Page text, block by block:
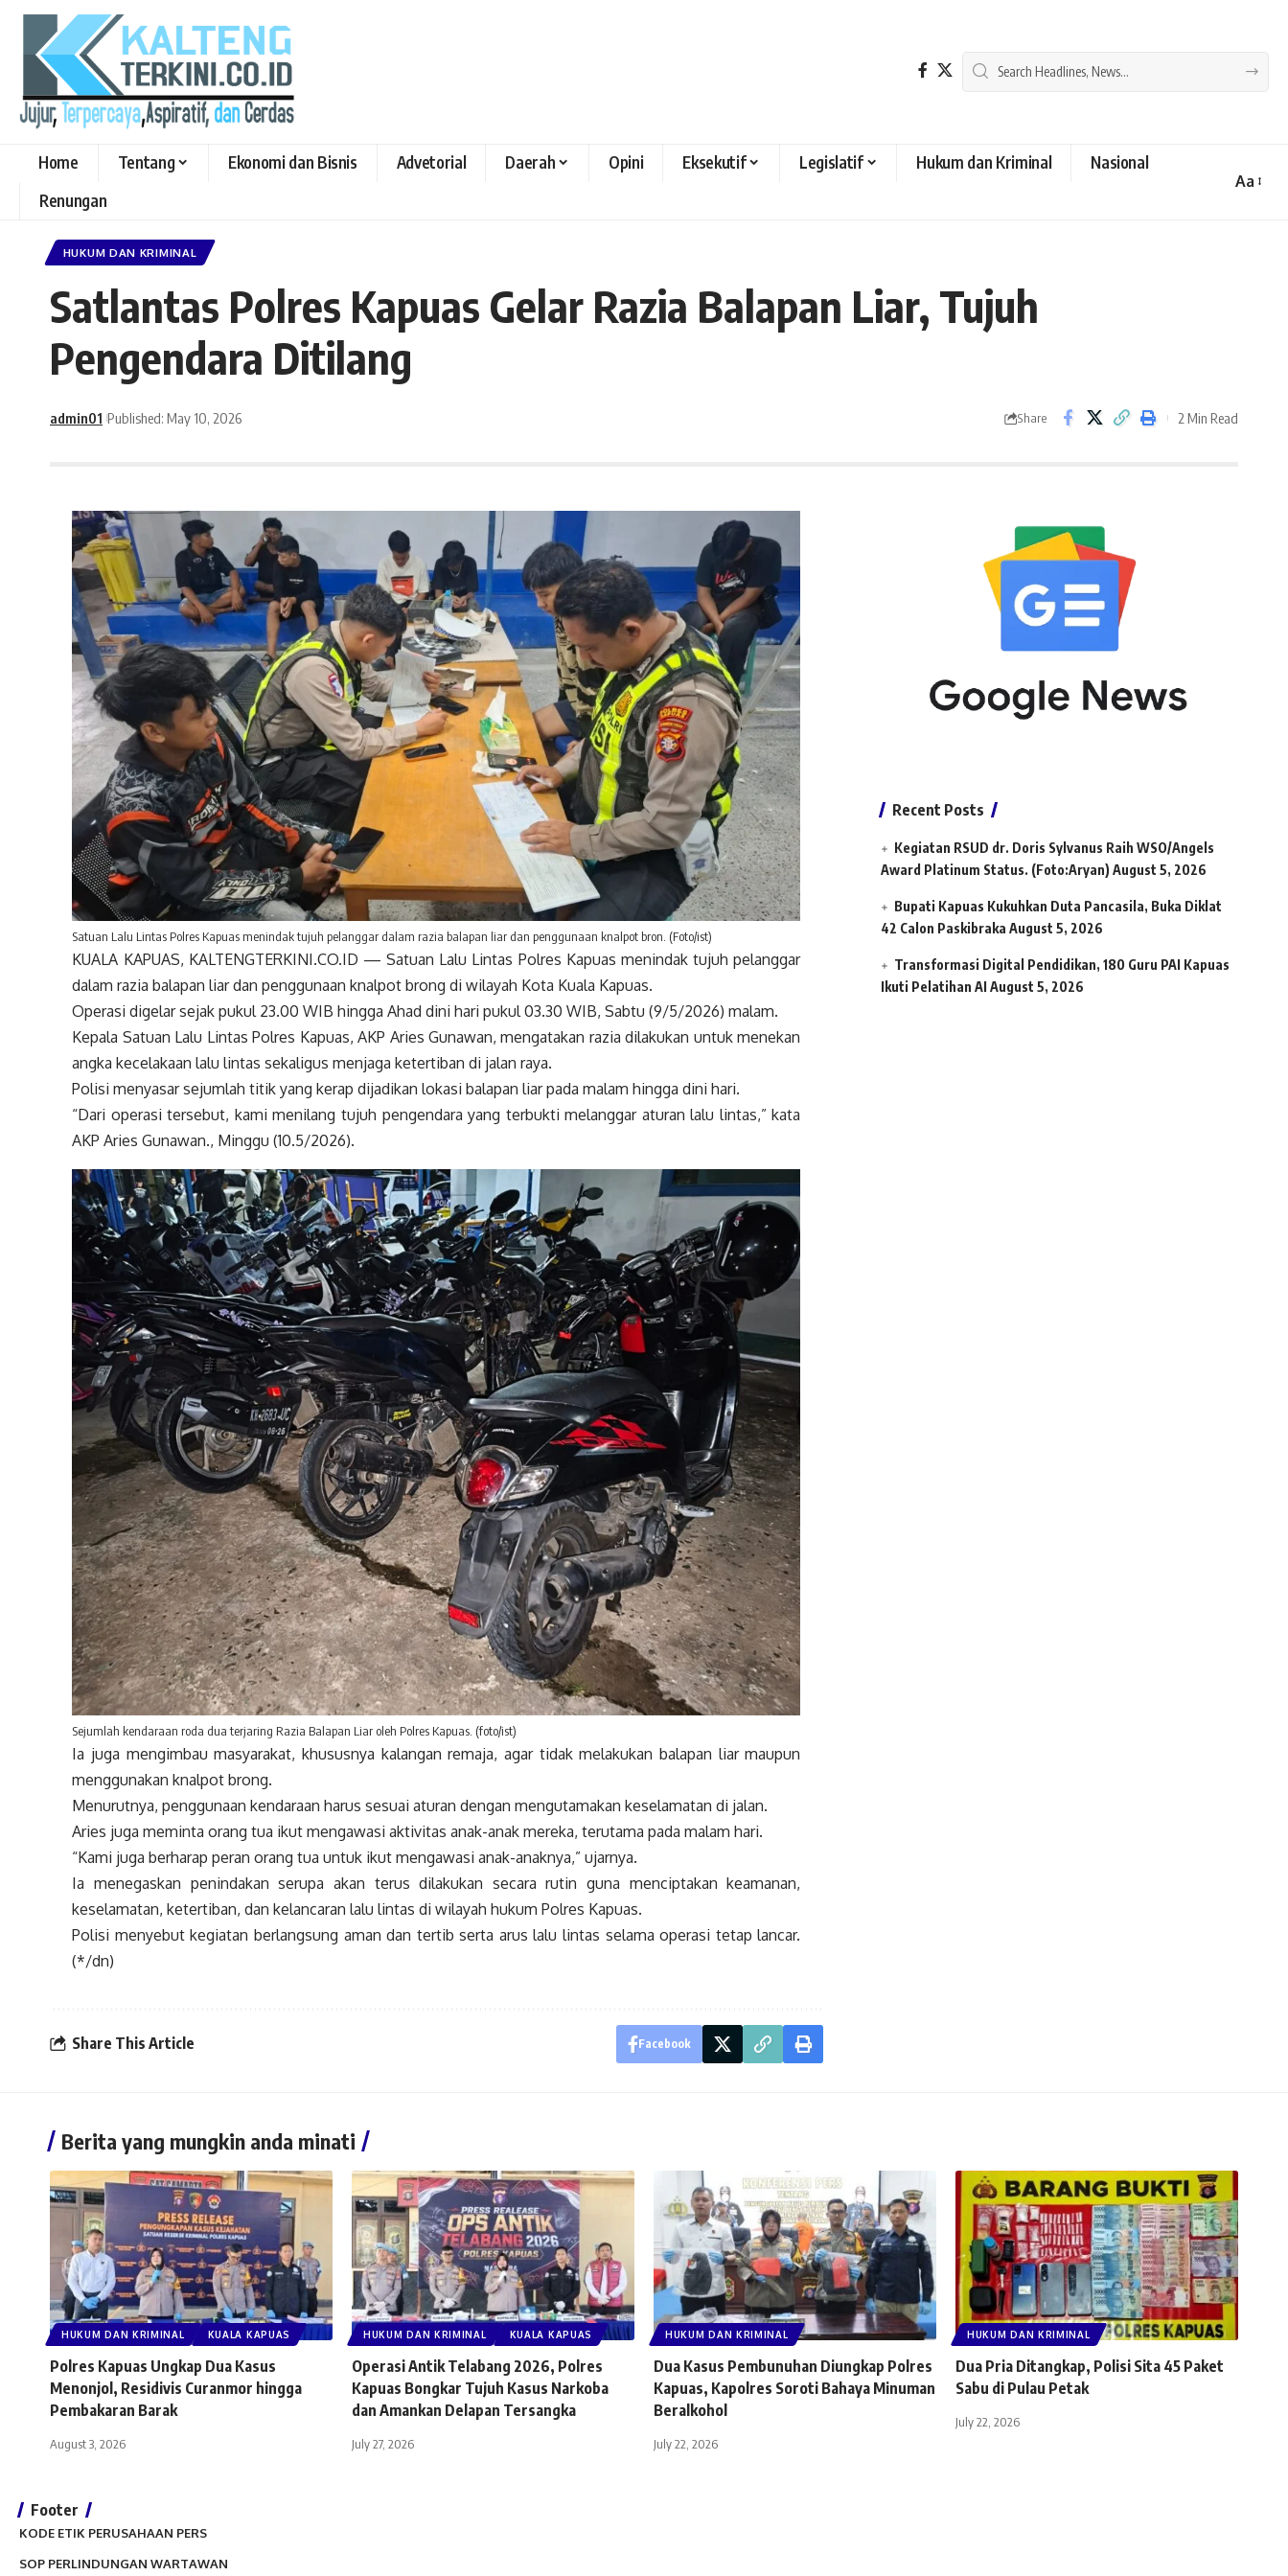
Home Tentang Ekonomi dan Bisnis Advetorial Daerah Opini Eksekutif Legislatif Hukum dan Kriminal
Nasional
Renungan
Font
Aa
HUKUM DAN KRIMINAL
Satlantas Polres Kapuas Gelar Razia Balapan Liar, Tujuh
Pengendara Ditilang
admin01 Published: May 10, 2026 Share 2 Min Read
Satuan Lalu Lintas Polres Kapuas menindak tujuh pelanggar dalam razia balapan liar dan penggunaan knalpot bron. (Foto/ist)
KUALA KAPUAS, KALTENGTERKINI.CO.ID — Satuan Lalu Lintas Polres Kapuas menindak tujuh pelanggar
dalam razia balapan liar dan penggunaan knalpot brong di wilayah Kota Kuala Kapuas.
Operasi digelar sejak pukul 23.00 WIB hingga Ahad dini hari pukul 03.30 WIB, Sabtu (9/5/2026) malam.
Kepala Satuan Lalu Lintas Polres Kapuas, AKP Aries Gunawan, mengatakan razia dilakukan untuk menekan
angka kecelakaan lalu lintas sekaligus menjaga ketertiban di jalan raya.
Polisi menyasar sejumlah titik yang kerap dijadikan lokasi balapan liar pada malam hingga dini hari.
“Dari operasi tersebut, kami menilang tujuh pengendara yang terbukti melanggar aturan lalu lintas,” kata
AKP Aries Gunawan., Minggu (10.5/2026).
Sejumlah kendaraan roda dua terjaring Razia Balapan Liar oleh Polres Kapuas. (foto/ist)
Ia juga mengimbau masyarakat, khususnya kalangan remaja, agar tidak melakukan balapan liar maupun
menggunakan knalpot brong.
Menurutnya, penggunaan kendaraan harus sesuai aturan dengan mengutamakan keselamatan di jalan.
Aries juga meminta orang tua ikut mengawasi aktivitas anak-anak mereka, terutama pada malam hari.
“Kami juga berharap peran orang tua untuk ikut mengawasi anak-anaknya,” ujarnya.
Ia menegaskan penindakan serupa akan terus dilakukan secara rutin guna menciptakan keamanan,
keselamatan, ketertiban, dan kelancaran lalu lintas di wilayah hukum Polres Kapuas.
Polisi menyebut kegiatan berlangsung aman dan tertib serta arus lalu lintas selama operasi tetap lancar.
(*/dn)
Share This Article Facebook
Recent Posts
Kegiatan RSUD dr. Doris Sylvanus Raih WSO/Angels
Award Platinum Status. (Foto:Aryan) August 5, 2026
Bupati Kapuas Kukuhkan Duta Pancasila, Buka Diklat
42 Calon Paskibraka August 5, 2026
Transformasi Digital Pendidikan, 180 Guru PAI Kapuas
Ikuti Pelatihan AI August 5, 2026
Berita yang mungkin anda minati
HUKUM DAN KRIMINAL KUALA KAPUAS
Polres Kapuas Ungkap Dua Kasus
Menonjol, Residivis Curanmor hingga
Pembakaran Barak
August 3, 2026
HUKUM DAN KRIMINAL KUALA KAPUAS
Operasi Antik Telabang 2026, Polres
Kapuas Bongkar Tujuh Kasus Narkoba
dan Amankan Delapan Tersangka
July 27, 2026
HUKUM DAN KRIMINAL
Dua Kasus Pembunuhan Diungkap Polres
Kapuas, Kapolres Soroti Bahaya Minuman
Beralkohol
July 22, 2026
HUKUM DAN KRIMINAL
Dua Pria Ditangkap, Polisi Sita 45 Paket
Sabu di Pulau Petak
July 22, 2026
Footer
KODE ETIK PERUSAHAAN PERS
SOP PERLINDUNGAN WARTAWAN